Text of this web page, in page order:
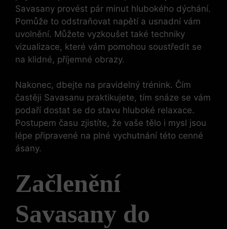
Savasany provést pár minut hlubokého dýchání.
Pomůže to odstraňovat napětí a usnadní vám
uvolnění. Můžete vyzkoušet také techniky
vizualizace, které vám pomohou soustředit se
na klidné, příjemné obrazy.
Nakonec, dbejte na pravidelný trénink. Čím
častěji Savasanu praktikujete, tím snáze se vám
podaří dostat se do stavu hluboké relaxace.
Postupem času zjistíte, že vaše tělo i mysl jsou
lépe připravené na plné vychutnání této cenné
ásany.
Začlenění
Savasany do